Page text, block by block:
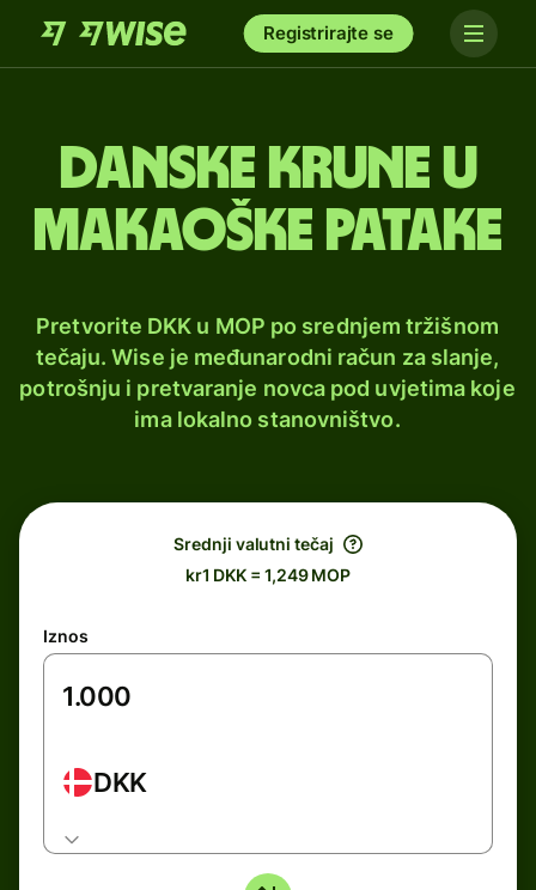
Registrirajte se
Danske krune u
makaoške patake
Pretvorite DKK u MOP po srednjem tržišnom
tečaju. Wise je međunarodni račun za slanje,
potrošnju i pretvaranje novca pod uvjetima koje
ima lokalno stanovništvo.
Srednji valutni tečaj
kr1 DKK = 1,249 MOP
Iznos
DKK